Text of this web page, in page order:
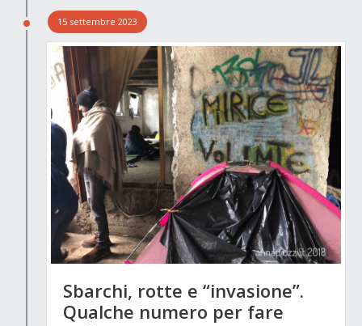
15 settembre 2023
Sbarchi, rotte e “invasione”.
Qualche numero per fare